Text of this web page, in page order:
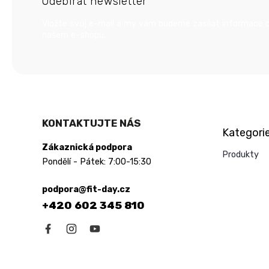
KONTAKTUJTE NÁS
Zákaznická podpora
Pondělí - Pátek: 7:00-15:30
podpora@fit-day.cz
+420 602 345 810
kategorie
Produkty